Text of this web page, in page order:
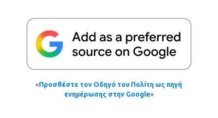
«Προσθέστε τον Οδηγό του Πολίτη ως πηγή
ενημέρωσης στην Google»